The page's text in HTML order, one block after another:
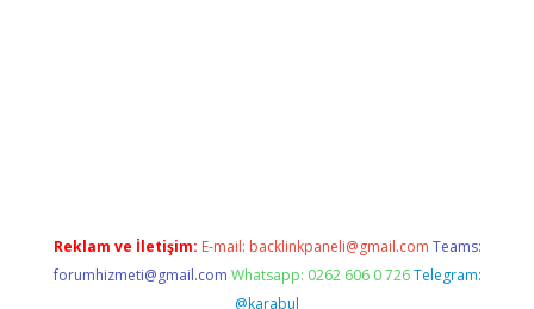
Reklam ve İletişim: E-mail: backlinkpaneli@gmail.com Teams:
forumhizmeti@gmail.com Whatsapp: 0262 606 0 726 Telegram:
@karabul